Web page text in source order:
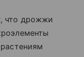
что дрожжи